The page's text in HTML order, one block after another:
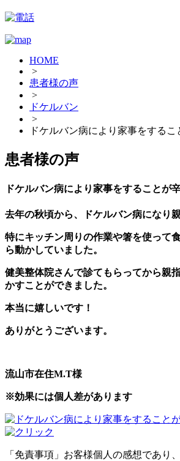
HOME
>
患者様の声
>
ドケルバン
>
ドケルバン病により家事をする
患者様の声
ドケルバン病により家事をすることが
去年の秋頃から、ドケルバン病になり
特にキッチン周りの作業や箸を使って
ら動かしていました。
健美整体院さんで診てもらってから親
かすことができました。
本当に嬉しいです！
ありがとうございます。
流山市在住M.T様
※効果には個人差があります
「免責事項」お客様個人の感想であり